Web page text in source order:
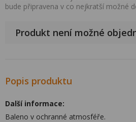
bude připravena v co nejkratší možné
Produkt není možné
Popis produktu
Další informace:
Baleno v ochranné atmosféře.